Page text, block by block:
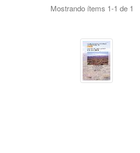
Mostrando ítems 1-1 de 1